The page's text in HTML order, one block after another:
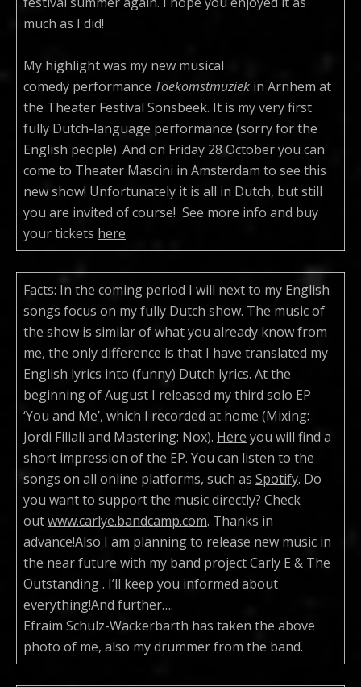
much as I did!
My highlight was my new musical
comedy performance Toekomstmuziek in Arnhem at
the Theater Festival Sonsbeek. It is my very first
fully Dutch-language performance (sorry for the
English people). And on Friday 28 October you can
come to Theater Mascini in Amsterdam to see this
new show! Unfortunately it is all in Dutch, but still
you are invited of course! See more info and buy
your tickets here.
Facts: In the coming period I will next to my English
songs focus on my fully Dutch show. The music of
the show is similar of what you already know from
me, the only difference is that I have translated my
English lyrics into (funny) Dutch lyrics. At the
beginning of August I released my third solo EP
‘You and Me’, which I recorded at home (Mixing:
Jordi Filiali and Mastering: Nox). Here you will find a
short impression of the EP. You can listen to the
songs on all online platforms, such as Spotify. Do
you want to support the music directly? Check
outwww.carlye.bandcamp.com. Thanks in
advance!Also I am planning to release new music in
the near future with my band project Carly E & The
Outstanding . I’ll keep you informed about
everything!And further….
Efraim Schulz-Wackerbarth has taken the above
photo of me, also my drummer from the band.